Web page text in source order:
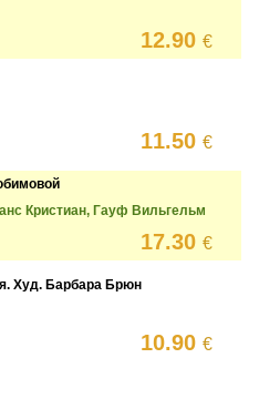
12.90€
11.50€
Кристиан, Гауф Вильгельм
17.30€
Худ. Барбара Брюн
10.90€